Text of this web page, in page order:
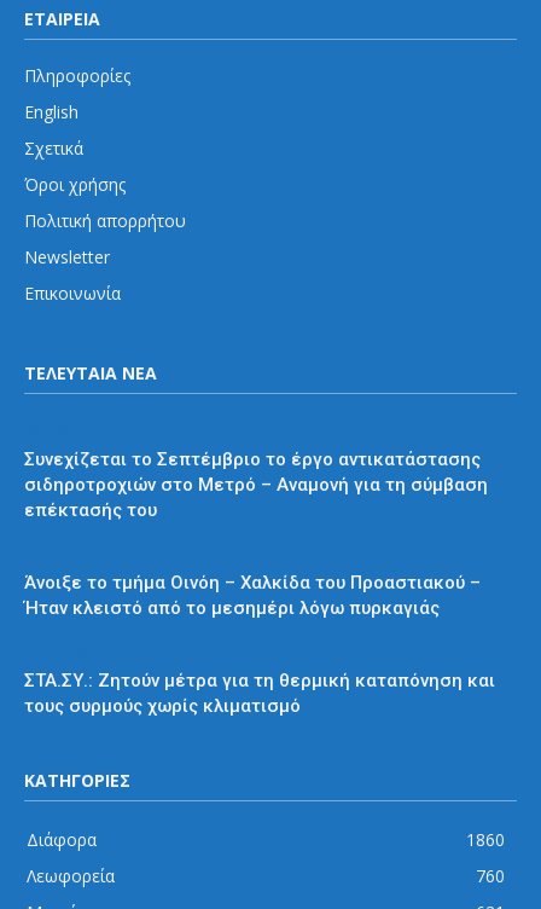
ΕΤΑΙΡΕΙΑ
Πληροφορίες
English
Σχετικά
Όροι χρήσης
Πολιτική απορρήτου
Newsletter
Επικοινωνία
ΤΕΛΕΥΤΑΙΑ ΝΕΑ
Συνεχίζεται το Σεπτέμβριο το έργο αντικατάστασης
σιδηροτροχιών στο Μετρό – Αναμονή για τη σύμβαση
επέκτασής του
Άνοιξε το τμήμα Οινόη – Χαλκίδα του Προαστιακού –
Ήταν κλειστό από το μεσημέρι λόγω πυρκαγιάς
ΣΤΑ.ΣΥ.: Ζητούν μέτρα για τη θερμική καταπόνηση και
τους συρμούς χωρίς κλιματισμό
ΚΑΤΗΓΟΡΙΕΣ
Διάφορα
1860
Λεωφορεία
760